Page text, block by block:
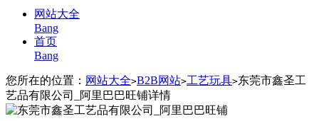
网站大全
Bang
首页
Bang
您所在的位置： 网站大全>B2B网站>工艺玩具>东莞市鑫圣工
艺品有限公司_阿里巴巴旺铺详情